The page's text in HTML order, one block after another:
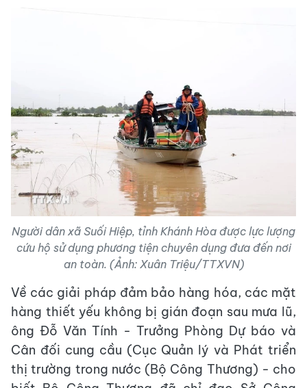
Người dân xã Suối Hiệp, tỉnh Khánh Hòa được lực lượng
cứu hộ sử dụng phương tiện chuyên dụng đưa đến nơi
an toàn. (Ảnh: Xuân Triệu/TTXVN)
Về các giải pháp đảm bảo hàng hóa, các mặt
hàng thiết yếu không bị gián đoạn sau mưa lũ,
ông Đỗ Văn Tính - Trưởng Phòng Dự báo và
Cân đối cung cầu (Cục Quản lý và Phát triển
thị trường trong nước (Bộ Công Thương) - cho